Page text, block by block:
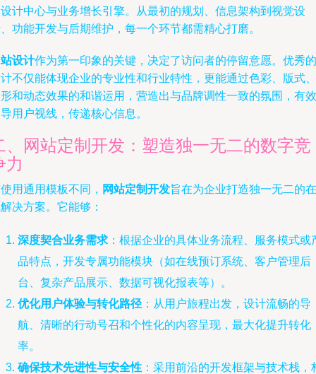
计中心与业务增长引擎。从最初的规划、信息架构到视觉设
功能开发与后期维护，每一个环节都需精心打磨。
设计作为第一印象的关键，决定了访问者的停留意愿。优秀的
不仅能体现企业的专业性和行业特性，更能通过色彩、版式、
和动态效果的和谐运用，营造出与品牌调性一致的氛围，有效
用户视线，传递核心信息。
、网站定制开发：塑造独一无二的数字竞
力
用通用模板不同， 网站定制开发旨在为企业打造独一无二的在
决方案。它能够：
深度契合业务需求 ：根据企业的具体业务流程、服务模式或
品特点，开发专属功能模块（如在线预订系统、客户管理后
台、复杂产品展示、数据可视化报表等）。
优化用户体验与转化路径 ：从用户旅程出发，设计流畅的导
航、清晰的行动号召和个性化的内容呈现，最大化提升转化
率。
确保技术先进性与安全性 ：采用前沿的开发框架与技术栈，